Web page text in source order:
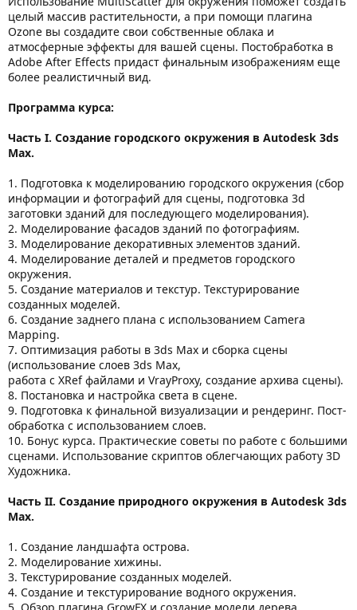
целый массив растительности, а при помощи плагина
Ozone вы создадите свои собственные облака и
атмосферные эффекты для вашей сцены. Постобработка в
Adobe After Effects придаст финальным изображениям еще
более реалистичный вид.
Программа курса:
Часть I. Создание городского окружения в Autodesk 3ds
Max.
1. Подготовка к моделированию городского окружения (сбор
информации и фотографий для сцены, подготовка 3d
заготовки зданий для последующего моделирования).
2. Моделирование фасадов зданий по фотографиям.
3. Моделирование декоративных элементов зданий.
4. Моделирование деталей и предметов городского
окружения.
5. Создание материалов и текстур. Текстурирование
созданных моделей.
6. Создание заднего плана с использованием Camera
Mapping.
7. Оптимизация работы в 3ds Max и сборка сцены
(использование слоев 3ds Max,
работа с XRef файлами и VrayProxy, создание архива сцены).
8. Постановка и настройка света в сцене.
9. Подготовка к финальной визуализации и рендеринг. Пост-
обработка с использованием слоев.
10. Бонус курса. Практические советы по работе с большими
сценами. Использование скриптов облегчающих работу 3D
Xудожника.
Часть II. Создание природного окружения в Autodesk 3ds
Max.
1. Создание ландшафта острова.
2. Моделирование хижины.
3. Текстурирование созданных моделей.
4. Создание и текстурирование водного окружения.